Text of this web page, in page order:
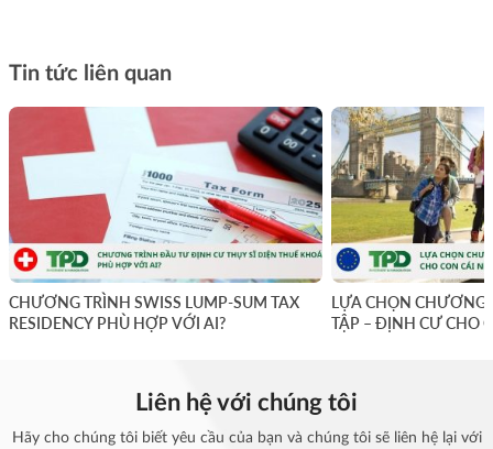
Tin tức liên quan
CHƯƠNG TRÌNH SWISS LUMP-SUM TAX
RESIDENCY PHÙ HỢP VỚI AI?
LỰA CHỌN
TẬP – ĐỊNH CƯ CHO
Liên hệ với chúng tôi
Hãy cho chúng tôi biết yêu cầu của bạn và chúng tôi sẽ liên hệ lại với